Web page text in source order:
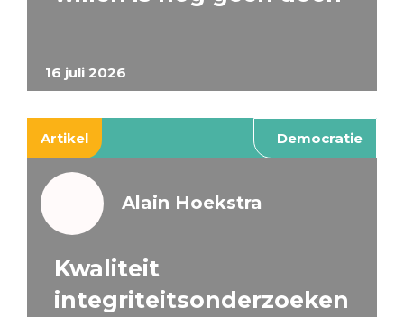
16 juli 2026
Artikel Democratie
Alain Hoekstra
Kwaliteit
integriteitsonderzoeken